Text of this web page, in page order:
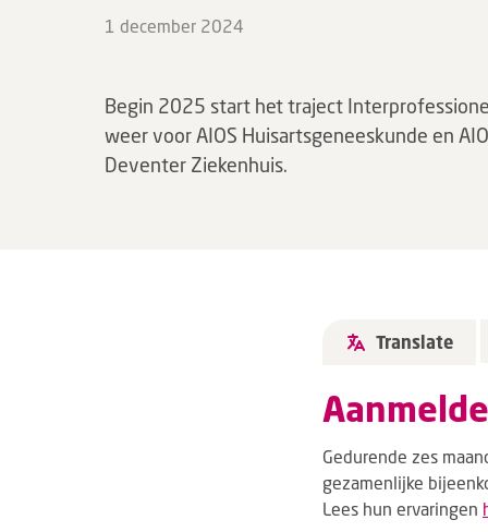
1 december 2024
Begin 2025 start het traject
weer voor AIOS Huisartsgeneeskunde en
Deventer Ziekenhuis.
Translate
Gedurende zes
gezamenlijke
Lees hun ervaringen